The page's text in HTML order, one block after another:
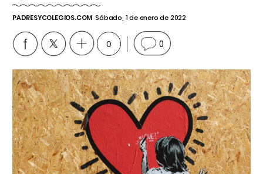
PADRESYCOLEGIOS.COM Sábado, 1 de enero de 2022
0 0